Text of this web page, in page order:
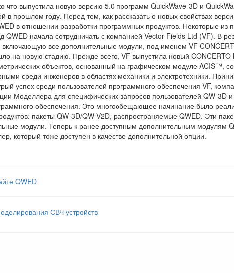
что выпустила новую версию 5.0 программ QuickWave-3D и
в прошлом году. Перед тем, как рассказать о новых свойствах
в отношении разработки программных продуктов. Некоторые из
QWED начала сотрудничать с компанией Vector Fields Ltd (VF). В
включающую все дополнительные модули, под именем VF
на новую стадию. Прежде всего, VF выпустила новый
объектов, основанный на графическом модуле ACIS™,
среди инженеров в областях механики и электротехники.
успех среди пользователей программного обеспечения VF,
Моделлера для специфических запросов пользователей QW-3D и
обеспечения. Это многообещающее начинание было
пакеты QW-3D/QW-V2D, распространяемые QWED. Эти
модули. Теперь к ранее доступным дополнительным модулям
который тоже доступен в качестве дополнительной опции.
QWED
СВЧ устройств